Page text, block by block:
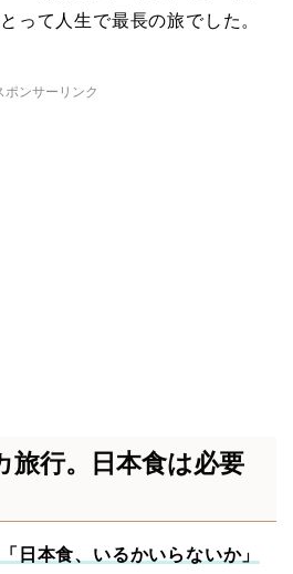
って人生で最長の旅でした。
ポンサーリンク
旅行。日本食は必要
日本食、いるかいらないか」